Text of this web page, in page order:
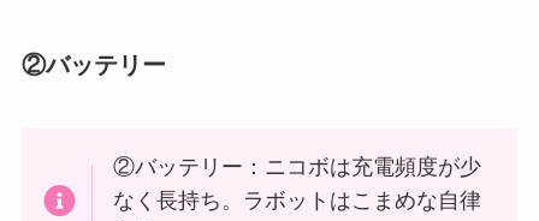
②バッテリー
②バッテリー：ニコボは充電頻度が少
なく長持ち。ラボットはこまめな自律